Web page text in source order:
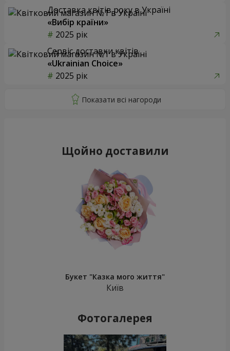
Доставка квітів року в Україні
«Вибір країни»
2025 рік
Сервіс доставки квітів
«Ukrainian Choice»
2025 рік
Щойно доставили
Букет "Казка мого життя"
Київ
Фотогалерея